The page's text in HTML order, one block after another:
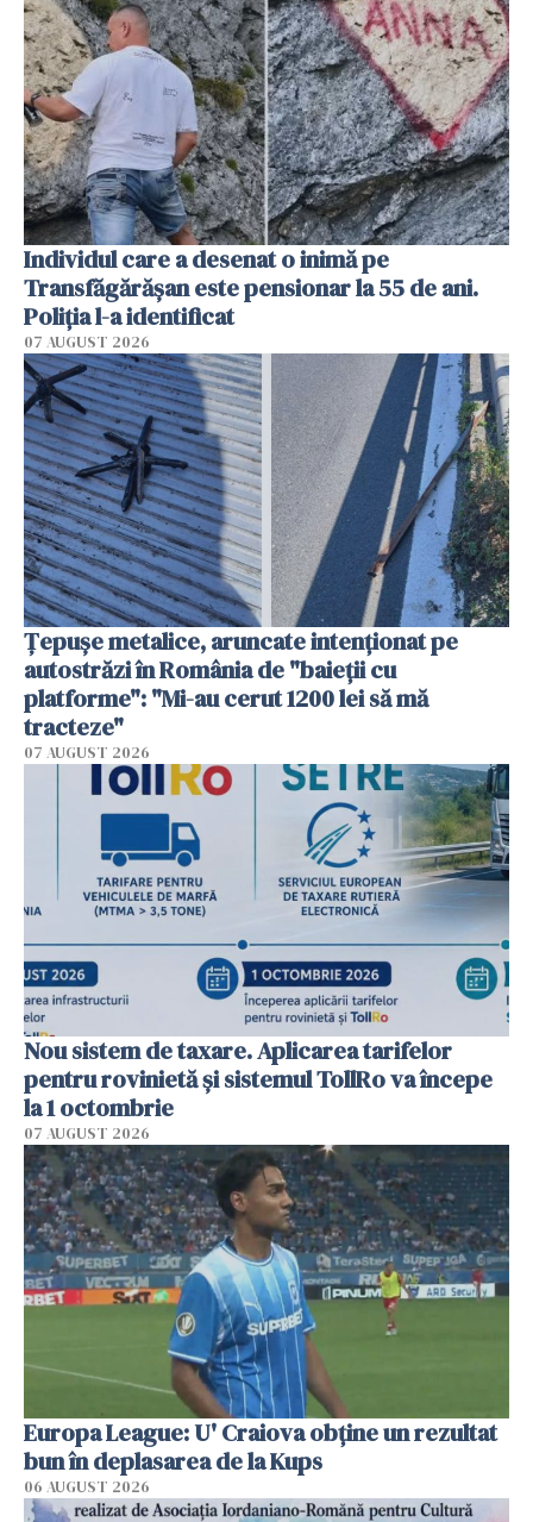
Individul care a desenat o inimă pe
Transfăgărășan este pensionar la 55 de ani.
Poliția l-a identificat
07 AUGUST 2026
Țepușe metalice, aruncate intenționat pe
autostrăzi în România de "baieții cu
platforme": "Mi-au cerut 1200 lei să mă
tracteze"
07 AUGUST 2026
Nou sistem de taxare. Aplicarea tarifelor
pentru rovinietă şi sistemul TollRo va începe
la 1 octombrie
07 AUGUST 2026
Europa League: U' Craiova obține un rezultat
bun în deplasarea de la Kups
06 AUGUST 2026